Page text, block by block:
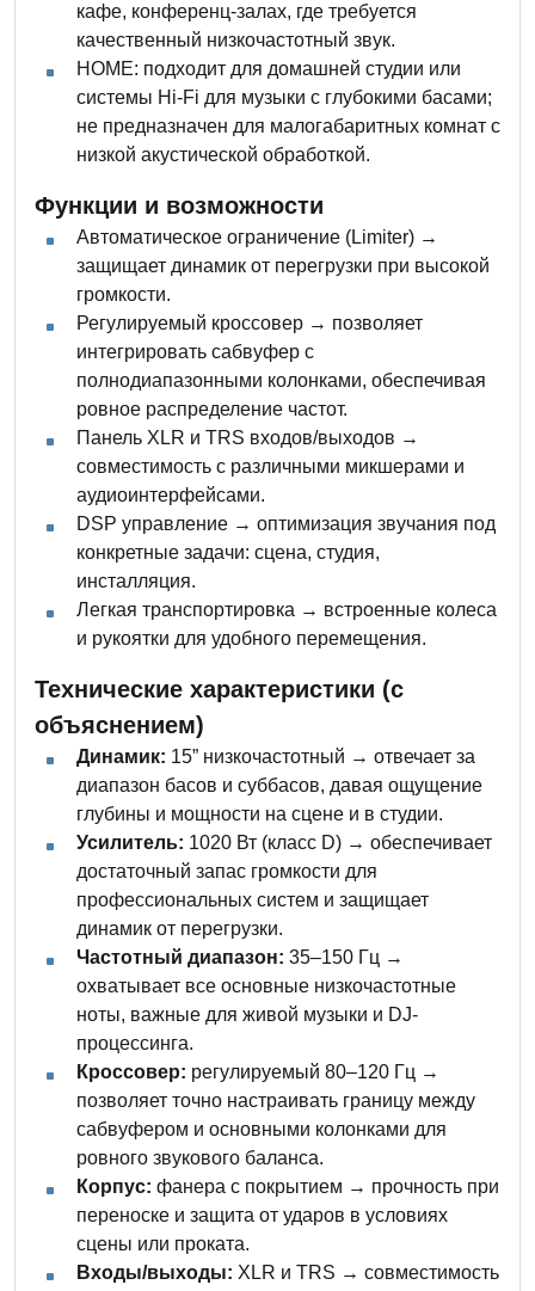
кафе, конференц-залах, где требуется
качественный низкочастотный звук.
HOME: подходит для домашней студии или
системы Hi-Fi для музыки с глубокими басами;
не предназначен для малогабаритных комнат с
низкой акустической обработкой.
Функции и возможности
Автоматическое ограничение (Limiter) →
защищает динамик от перегрузки при высокой
громкости.
Регулируемый кроссовер → позволяет
интегрировать сабвуфер с
полнодиапазонными колонками, обеспечивая
ровное распределение частот.
Панель XLR и TRS входов/выходов →
совместимость с различными микшерами и
аудиоинтерфейсами.
DSP управление → оптимизация звучания под
конкретные задачи: сцена, студия,
инсталляция.
Легкая транспортировка → встроенные колеса
и рукоятки для удобного перемещения.
Технические характеристики (с
объяснением)
Динамик: 15” низкочастотный → отвечает за
диапазон басов и суббасов, давая ощущение
глубины и мощности на сцене и в студии.
Усилитель: 1020 Вт (класс D) → обеспечивает
достаточный запас громкости для
профессиональных систем и защищает
динамик от перегрузки.
Частотный диапазон: 35–150 Гц →
охватывает все основные низкочастотные
ноты, важные для живой музыки и DJ-
процессинга.
Кроссовер: регулируемый 80–120 Гц →
позволяет точно настраивать границу между
сабвуфером и основными колонками для
ровного звукового баланса.
Корпус: фанера с покрытием → прочность при
переноске и защита от ударов в условиях
сцены или проката.
Входы/выходы: XLR и TRS → совместимость